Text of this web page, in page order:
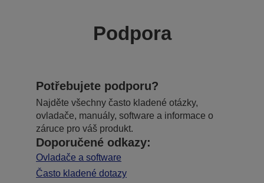
Podpora
Potřebujete podporu?
Najděte všechny často kladené otázky,
ovladače, manuály, software a informace o
záruce pro váš produkt.
Doporučené odkazy:
Ovladače a software
Často kladené dotazy